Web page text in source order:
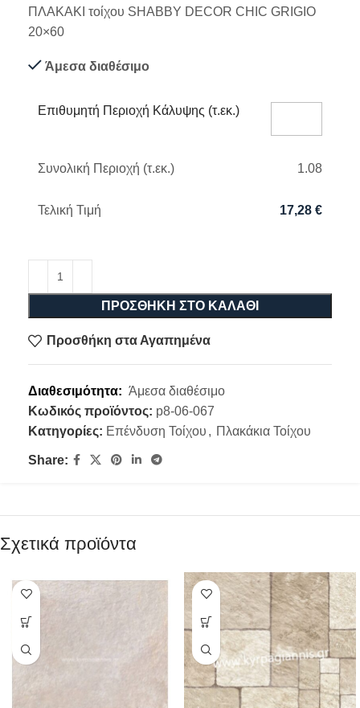
ΠΛΑΚΑΚΙ τοίχου SHABBY DECOR CHIC GRIGIO
20×60
Άμεσα διαθέσιμο
Επιθυμητή Περιοχή Κάλυψης (τ.εκ.)
Συνολική Περιοχή (τ.εκ.) 1.08
Τελική Τιμή 17,28 €
ΠΡΟΣΘΉΚΗ ΣΤΟ ΚΑΛΆΘΙ
Προσθήκη στα Αγαπημένα
Διαθεσιμότητα: Άμεσα διαθέσιμο
Κωδικός προϊόντος: p8-06-067
Κατηγορίες: Επένδυση Τοίχου , Πλακάκια Τοίχου
Share:
Σχετικά προϊόντα